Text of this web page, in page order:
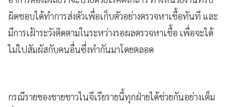
ผิดชอบได้ทำการส่งตัวเพื่อเก็บตัวอย่างตรวจหาเชื้อทันที และ
มีการเฝ้าระวังติดตามในระหว่างรอผลตรวจหาเชื้อ เพื่อจะได้
ไม่ไปสัมผัสกับคนอื่นซึ่งทำกันมาโดยตลอด
กรณีรายของชายชาวไนจีเรียรายนี้ทุกฝ่ายได้ช่วยกันอย่างเต็ม